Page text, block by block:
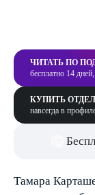
ЧИТАТЬ ПО
бесплатно 14
КУПИТЬ
навсегда в
Тамара